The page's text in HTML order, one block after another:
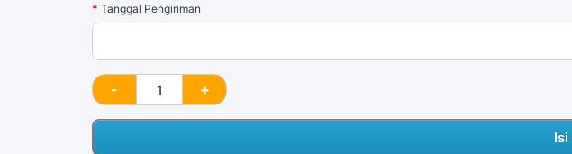
Tanggal Pengiriman